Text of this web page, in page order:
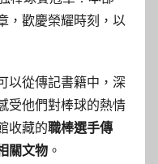
，歡慶榮耀時刻，以
以從傳記書籍中，深
受他們對棒球的熱情
收藏的職棒選手傳
關文物 。